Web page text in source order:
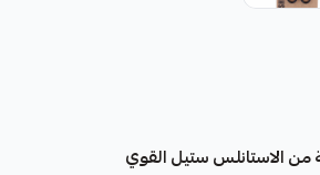
الاستانلس ستيل القوي